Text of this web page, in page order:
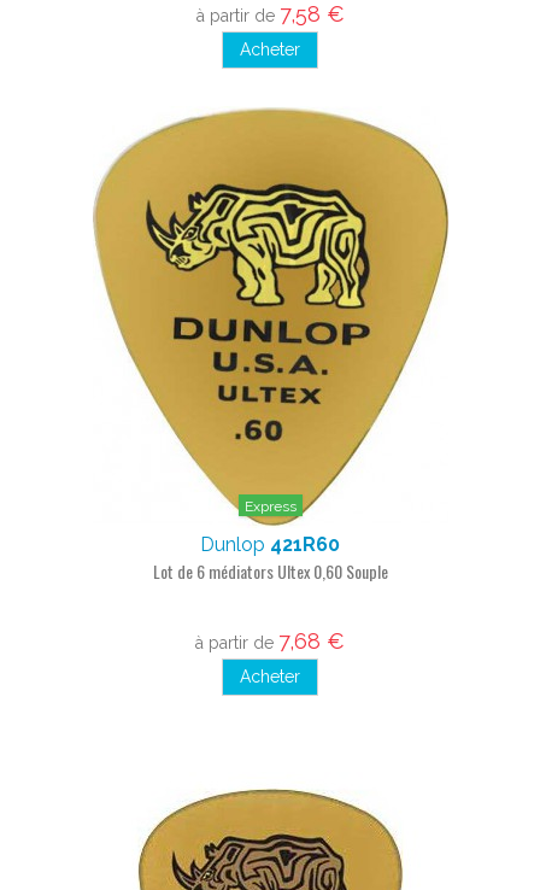
à partir de 7,58 €
Acheter
Express
Dunlop 421R60
Lot de 6 médiators Ultex 0,60 Souple
à partir de 7,68 €
Acheter